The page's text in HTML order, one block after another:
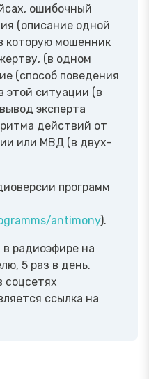
ошибочный
(описание одной
которую мошенник
(в одном
(способ поведения
этой ситуации (в
эксперта
действий от
или МВД (в двух-
программ
antimony).
радиоэфире на
5 раз в день.
соцсетях
ссылка на